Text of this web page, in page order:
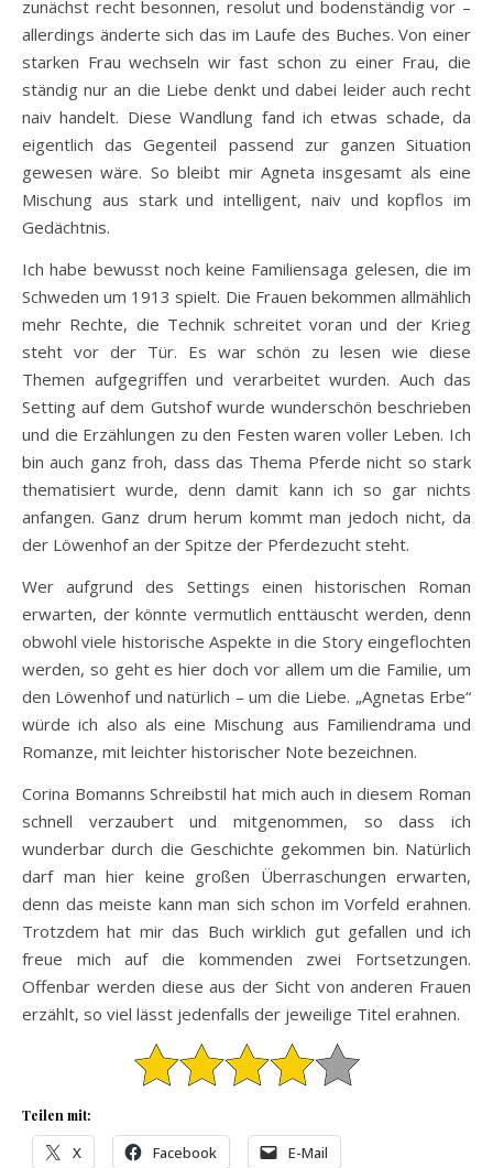
zunächst recht besonnen, resolut und bodenständig vor –
allerdings änderte sich das im Laufe des Buches. Von einer
starken Frau wechseln wir fast schon zu einer Frau, die
ständig nur an die Liebe denkt und dabei leider auch recht
naiv handelt. Diese Wandlung fand ich etwas schade, da
eigentlich das Gegenteil passend zur ganzen Situation
gewesen wäre. So bleibt mir Agneta insgesamt als eine
Mischung aus stark und intelligent, naiv und kopflos im
Gedächtnis.
Ich habe bewusst noch keine Familiensaga gelesen, die im
Schweden um 1913 spielt. Die Frauen bekommen allmählich
mehr Rechte, die Technik schreitet voran und der Krieg
steht vor der Tür. Es war schön zu lesen wie diese
Themen aufgegriffen und verarbeitet wurden. Auch das
Setting auf dem Gutshof wurde wunderschön beschrieben
und die Erzählungen zu den Festen waren voller Leben. Ich
bin auch ganz froh, dass das Thema Pferde nicht so stark
thematisiert wurde, denn damit kann ich so gar nichts
anfangen. Ganz drum herum kommt man jedoch nicht, da
der Löwenhof an der Spitze der Pferdezucht steht.
Wer aufgrund des Settings einen historischen Roman
erwarten, der könnte vermutlich enttäuscht werden, denn
obwohl viele historische Aspekte in die Story eingeflochten
werden, so geht es hier doch vor allem um die Familie, um
den Löwenhof und natürlich – um die Liebe. „Agnetas Erbe“
würde ich also als eine Mischung aus Familiendrama und
Romanze, mit leichter historischer Note bezeichnen.
Corina Bomanns Schreibstil hat mich auch in diesem Roman
schnell verzaubert und mitgenommen, so dass ich
wunderbar durch die Geschichte gekommen bin. Natürlich
darf man hier keine großen Überraschungen erwarten,
denn das meiste kann man sich schon im Vorfeld erahnen.
Trotzdem hat mir das Buch wirklich gut gefallen und ich
freue mich auf die kommenden zwei Fortsetzungen.
Offenbar werden diese aus der Sicht von anderen Frauen
erzählt, so viel lässt jedenfalls der jeweilige Titel erahnen.
Teilen mit:
X Facebook E-Mail